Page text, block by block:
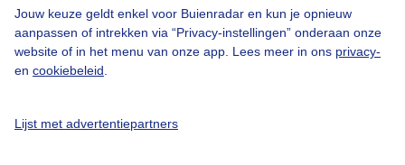
Jouw keuze geldt enkel voor Buienradar en kun je opnieuw
aanpassen of intrekken via “Privacy-instellingen” onderaan onze
website of in het menu van onze app. Lees meer in ons privacy-
en cookiebeleid
Lijst met advertentiepartners
Adverteren
Buienradar Team
Privacy beleid